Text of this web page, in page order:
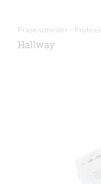
Präsenzmelder -
Hallway